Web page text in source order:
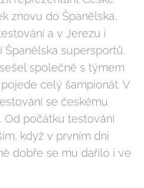
znovu do Španělska,
a v Jerezu i
supersportů.
společně s týmem
celý šampionát. V
se českému
Od počátku testování
když v prvním dni
dobře se mu dařilo i ve